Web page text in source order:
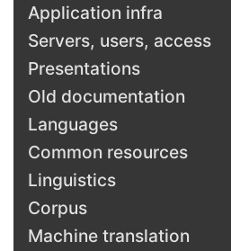
Application infra
Servers, users, access
Presentations
Old documentation
Languages
Common resources
Linguistics
Corpus
Machine translation